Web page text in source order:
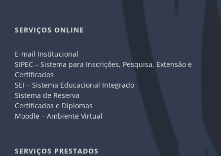
SERVIÇOS ONLINE
E-mail Institucional
SIPEC – Sistema para Inscrições, Pesquisa, Extensão e
Certificados
SEI – Sistema Educacional Integrado
Sistema de Reserva
Certificados e Diplomas
Moodle – Ambiente Virtual
SERVIÇOS PRESTADOS